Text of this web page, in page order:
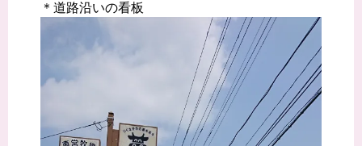
＊道路沿いの看板